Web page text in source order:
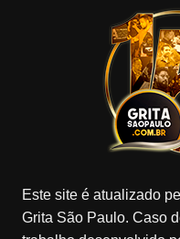
Este site é atualizado
Grita São Paulo. Caso